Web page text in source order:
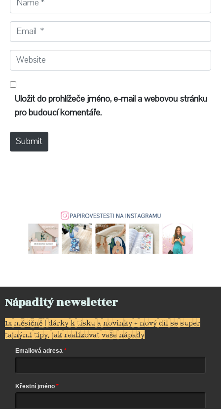
a
m
e
*
m
a
i
l
W
e
b
Uložit do prohlížeče jméno, e-mail a webovou stránku
pro budoucí komentáře.
Submit
Nápaditý newsletter
1x měsíčně | dárky k tisku a novinky + nový díl se super
tajnými tipy, jak realizovat vaše nápady
Emailová adresa
Křestní jméno